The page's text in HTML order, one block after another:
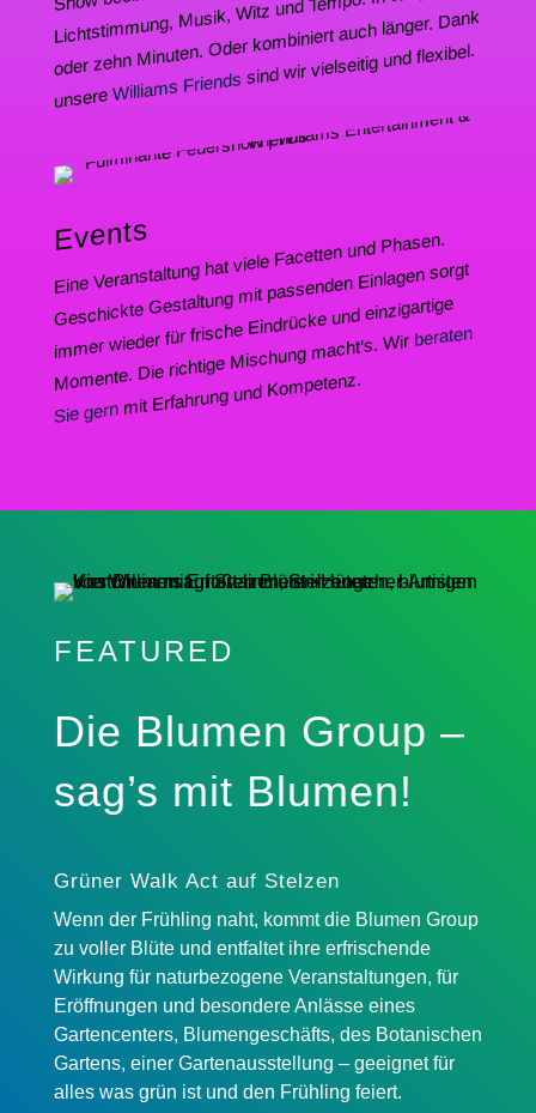
oder zehn Minuten. Oder kombi­niert auch länger. Dank
unsereWilliams Friendssind wir vielsei­tig und flexibel.
Events
Eine Veran­stal­tung hat viele Facet­ten und Phasen.
Geschick­te Gestal­tung mit passen­den Einla­gen sorgt
immer wieder für frische Eindrü­cke und einzig­ar­ti­ge
Momen­te. Die richti­ge Mischung macht’s. Wir beraten
Sie gernmit Erfah­rung und Kompetenz.
FEATURED
Die Blumen Group –
sag’s mit Blumen!
Grüner Walk Act auf Stelzen
Wenn der Frühling naht, kommt die Blumen Group
zu voller Blüte und entfal­tet ihre erfri­schen­de
Wirkung für natur­be­zo­ge­ne Veran­stal­tun­gen, für
Eröff­nun­gen und beson­de­re Anläs­se eines
Garten­cen­ters, Blumen­ge­schäfts, des Botani­schen
Gartens, einer Garten­aus­stel­lung – geeig­net für
alles was grün ist und den Frühling feiert.